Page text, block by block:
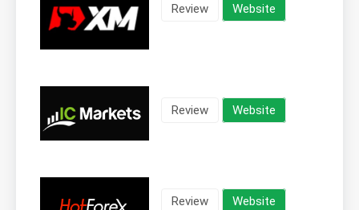
Review Website
Review Website
Review Website